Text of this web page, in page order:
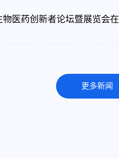
医药创新者论坛暨展览会
更多新闻